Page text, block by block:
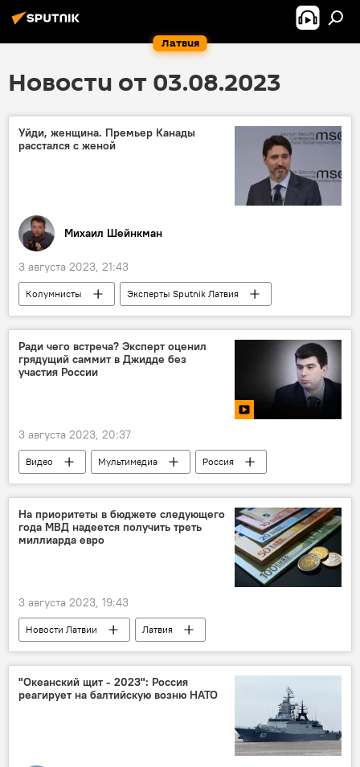
Латвия
Новости от 03.08.2023
Уйди, женщина. Премьер Канады
расстался с женой
Михаил Шейнкман
3 августа 2023, 21:43
Колумнисты
Эксперты Sputnik Латвия
Канада
Джастин Трюдо родители
Ради чего встреча? Эксперт оценил
грядущий саммит в Джидде без
участия России
3 августа 2023, 20:37
Видео Мультимедиа
Россия
Саудовская Аравия
Украина
саммит
переговоры
мирное урегулирование
безопасность
На приоритеты в бюджете следующего
года МВД надеется получить треть
миллиарда евро
3 августа 2023, 19:43
Новости Латвии
Латвия
МВД Латвии
"Океанский щит - 2023": Россия
реагирует на балтийскую возню НАТО